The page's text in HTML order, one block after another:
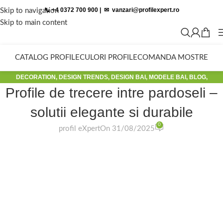
Skip to navigation
Skip to main content
📞 +4 0372 700 900| ✉︎ vanzari@profilexpert.ro
CATALOG PROFILECULORI PROFILECOMANDA MOSTRE
DECORATION, DESIGN TRENDS, DESIGN BAI , MODELE BAI , BLOG,
PROGRESS PROFILE,PROFILITEC
Profile de trecere intre pardoseli –
solutii elegante si durabile
profil eXpertOn 31/08/2025
0